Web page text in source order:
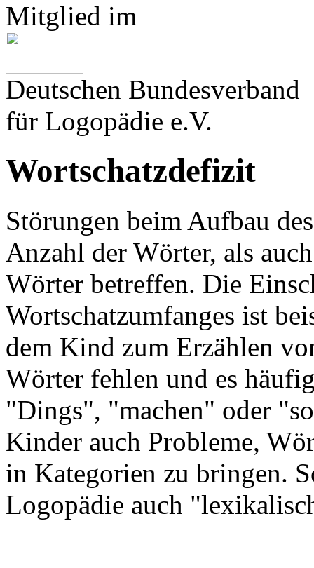
Mitglied im
Deutschen Bundesverband
für Logopädie e.V.
Wortschatzdefizit
Störungen beim Aufbau
Anzahl der Wörter, als
Wörter betreffen. Die
Wortschatzumfanges ist
dem Kind zum Erzählen
Wörter fehlen und es
"Dings", "machen" oder
Kinder auch Probleme,
in Kategorien zu bringen.
Logopädie auch